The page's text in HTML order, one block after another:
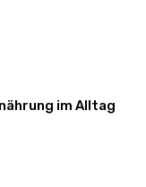
im Alltag